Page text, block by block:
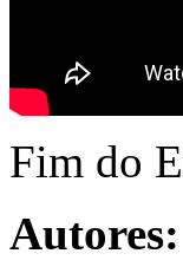
Fim do
Autores: